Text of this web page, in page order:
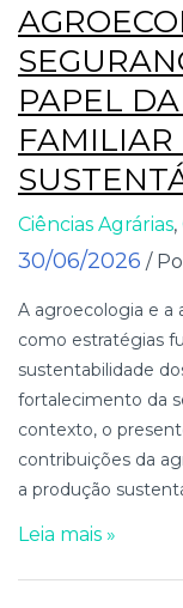
PAPEL
FAMILIAR
Ciências Agrárias,
30/06/2026 /
A agroecologia e a
como estratégias
sustentabilidade
fortalecimento da
contexto, o
contribuições da
a produção
Leia mais »